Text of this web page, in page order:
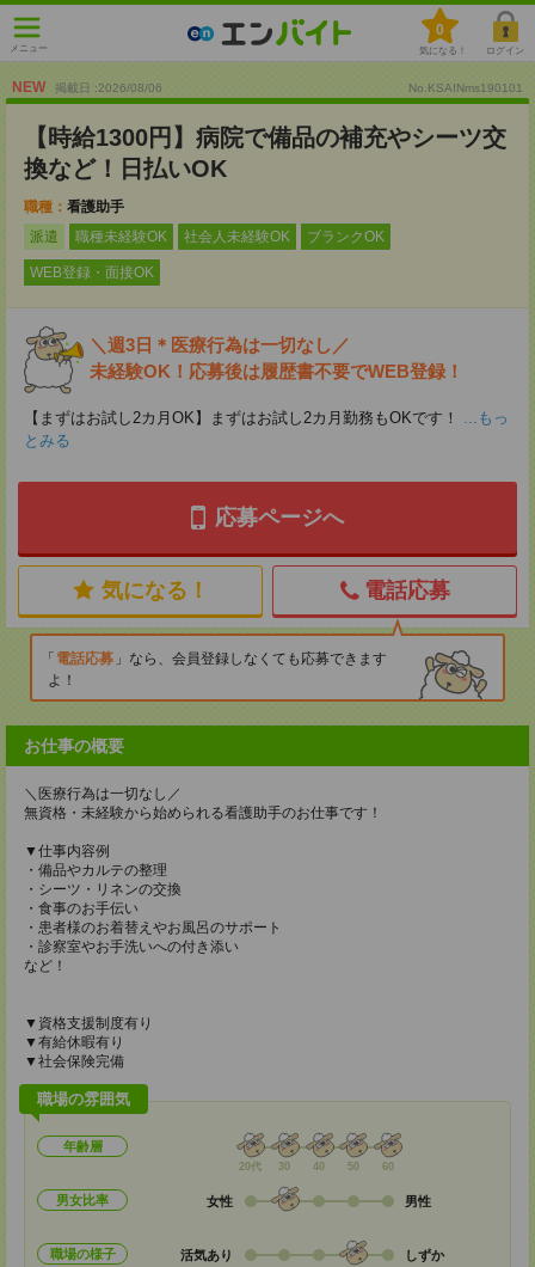
メニュー
0
気になる！ ログイン
NEW 掲載日 :2026/08/06 No.KSAINms190101
【時給1300円】病院で備品の補充やシーツ交
換など！日払いOK
職種： 看護助手
派遣
職種未経験OK 社会人未経験OK ブランクOK
WEB登録・面接OK
＼週3日＊医療行為は一切なし／
未経験OK！応募後は履歴書不要でWEB登録！
【まずはお試し2カ月OK】まずはお試し2カ月勤務もOKです！
...もっ
とみる
応募ページへ
気になる！ 電話応募
電話応募
なら、会員登録しなくても応募できます
よ！
お仕事の概要
＼医療行為は一切なし／
無資格・未経験から始められる看護助手のお仕事です！
▼仕事内容例
・備品やカルテの整理
・シーツ・リネンの交換
・食事のお手伝い
・患者様のお着替えやお風呂のサポート
・診察室やお手洗いへの付き添い
など！
▼資格支援制度有り
▼有給休暇有り
▼社会保険完備
職場の雰囲気
年齢層
20代 30 40 50 60
男女比率 女性 男性
職場の様子 活気あり しずか